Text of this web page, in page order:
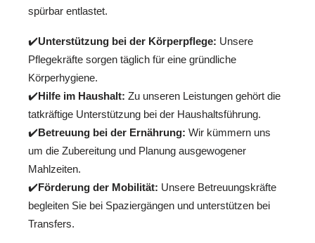
spürbar entlastet.
✔️Unterstützung bei der Körperpflege: Unsere
Pflegekräfte sorgen täglich für eine gründliche
Körperhygiene.
✔️Hilfe im Haushalt: Zu unseren Leistungen gehört die
tatkräftige Unterstützung bei der Haushaltsführung.
✔️Betreuung bei der Ernährung: Wir kümmern uns
um die Zubereitung und Planung ausgewogener
Mahlzeiten.
✔️Förderung der Mobilität: Unsere Betreuungskräfte
begleiten Sie bei Spaziergängen und unterstützen bei
Transfers.